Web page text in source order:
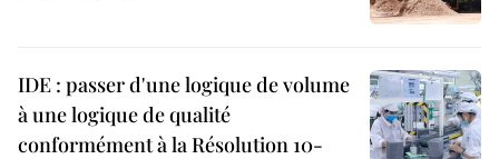
IDE : passer d'une logique de volume
à une logique de qualité
conformément à la Résolution 10-